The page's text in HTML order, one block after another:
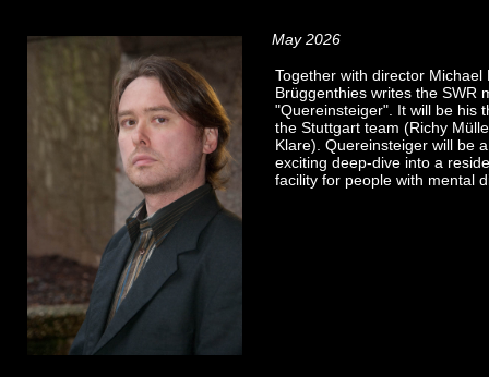
May 2026
Together with director Michael
Brüggenthies writes the SWR
"Quereinsteiger". It will be his
the Stuttgart team (Richy
Klare). Quereinsteiger will be
exciting deep-dive into a
facility for people with mental